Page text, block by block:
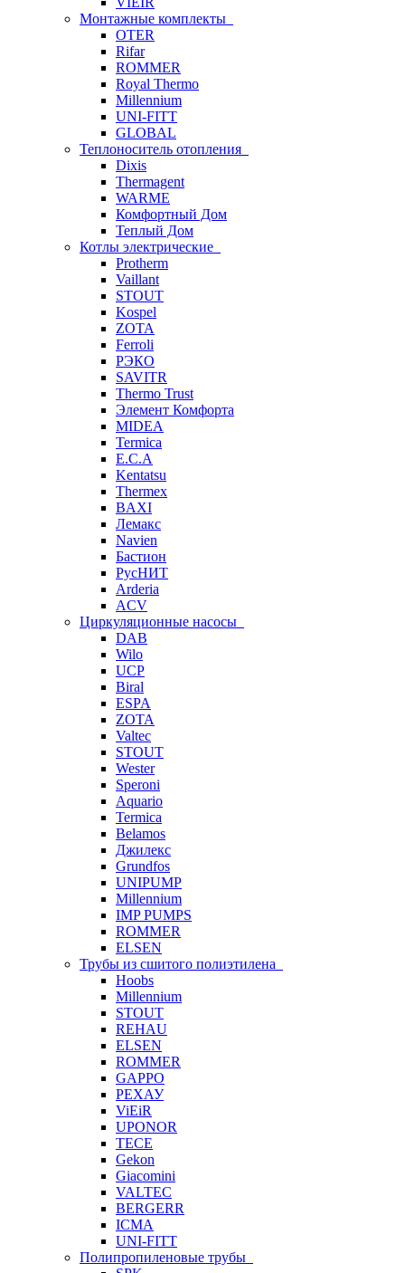
Монтажные комплекты
OTER
Rifar
ROMMER
Royal Thermo
Millennium
UNI-FITT
GLOBAL
Теплоноситель отопления
Dixis
Thermagent
WARME
Комфортный Дом
Теплый Дом
Котлы электрические
Protherm
Vaillant
STOUT
Kospel
ZOTA
Ferroli
РЭКО
SAVITR
Thermo Trust
Элемент Комфорта
MIDEA
Termica
E.C.A
Kentatsu
Thermex
BAXI
Лемакс
Navien
Бастион
РусНИТ
Arderia
ACV
Циркуляционные насосы
DAB
Wilo
UCP
Biral
ESPA
ZOTA
Valtec
STOUT
Wester
Speroni
Aquario
Termica
Belamos
Джилекс
Grundfos
UNIPUMP
Millennium
IMP PUMPS
ROMMER
ELSEN
Трубы из сшитого полиэтилена
Hoobs
Millennium
STOUT
REHAU
ELSEN
ROMMER
GAPPO
РЕХАУ
ViEiR
UPONOR
TECE
Gekon
Giacomini
VALTEC
BERGERR
ICMA
UNI-FITT
Полипропиленовые трубы